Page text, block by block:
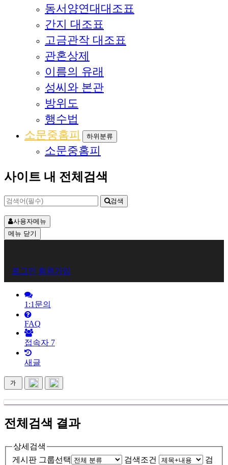
동서양연대대조표
간지 대조표
고금관작 대조표
관혼상제
이름의 유래
성씨와 본관
방위도
행수법
소문중홈피
하위분류
소문중홈피
사이트 내 전체검색
검색
사용자메뉴
메뉴 닫기
원
로
그
인
로그인 회원가입
1:1문의
FAQ
접속자 7
새글
전체검색 결과
상세검색
게시판 그룹선택
검색조건
검